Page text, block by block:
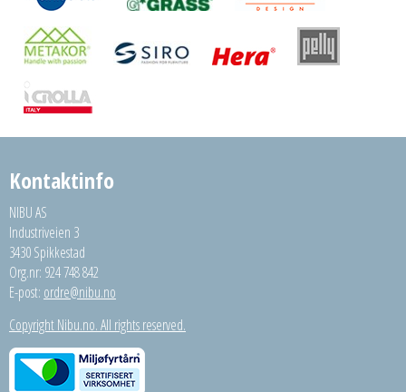
Kontaktinfo
NIBU AS
Industriveien 3
3430 Spikkestad
Org.nr: 924 748 842
E-post: ordre@nibu.no
Copyright Nibu.no. All rights reserved.